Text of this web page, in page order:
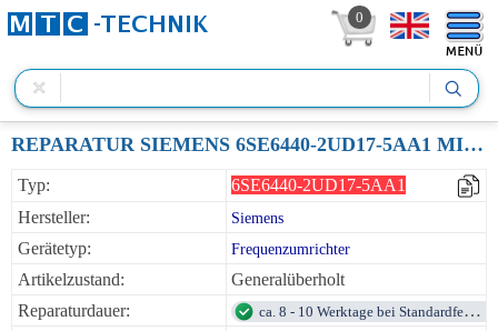
0
REPARATUR SIEMENS 6SE6440-2UD17-5AA1 MICROMASTER 440 FREQUENZUMRICHTER 0.75KW 380VAC
Typ:
6SE6440-2UD17-5AA1
Hersteller:
Siemens
Gerätetyp: Frequenzumrichter
Artikelzustand:
Generalüberholt
Reparaturdauer:
ca. 8 - 10 Werktage bei Standardfehlern